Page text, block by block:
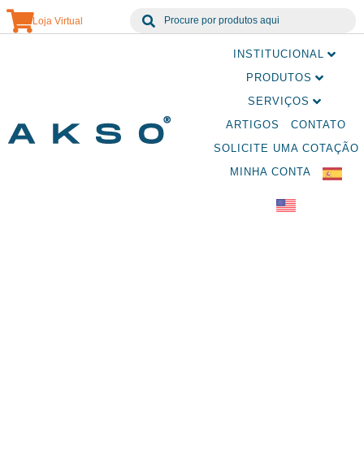
Loja Virtual
INSTITUCIONAL
PRODUTOS
SERVIÇOS
ARTIGOS
CONTATO
SOLICITE UMA COTAÇÃO
MINHA CONTA